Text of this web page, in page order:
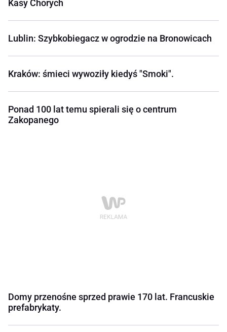
Kasy Chorych
Lublin: Szybkobiegacz w ogrodzie na Bronowicach
Kraków: śmieci wywoziły kiedyś "Smoki".
Ponad 100 lat temu spierali się o centrum
Zakopanego
Domy przenośne sprzed prawie 170 lat. Francuskie
prefabrykaty.